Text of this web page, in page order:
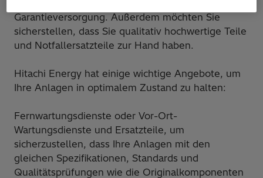
Garantieversorgung. Außerdem möchten Sie
sicherstellen, dass Sie qualitativ hochwertige Teile
und Notfallersatzteile zur Hand haben.
Hitachi Energy hat einige wichtige Angebote, um
Ihre Anlagen in optimalem Zustand zu halten:
Fernwartungsdienste oder Vor-Ort-
Wartungsdienste und Ersatzteile, um
sicherzustellen, dass Ihre Anlagen mit den
gleichen Spezifikationen, Standards und
Qualitätsprüfungen wie die Originalkomponenten